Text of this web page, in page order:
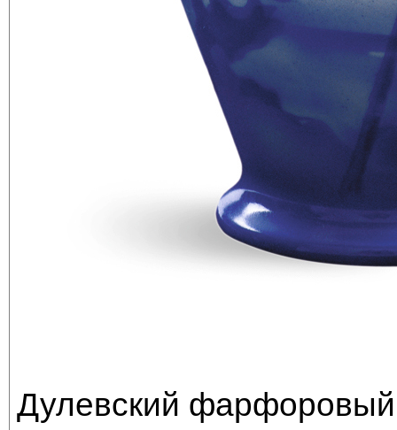
Дулевский